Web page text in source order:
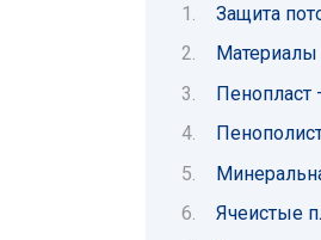
Защита
Материалы
Ячеистые